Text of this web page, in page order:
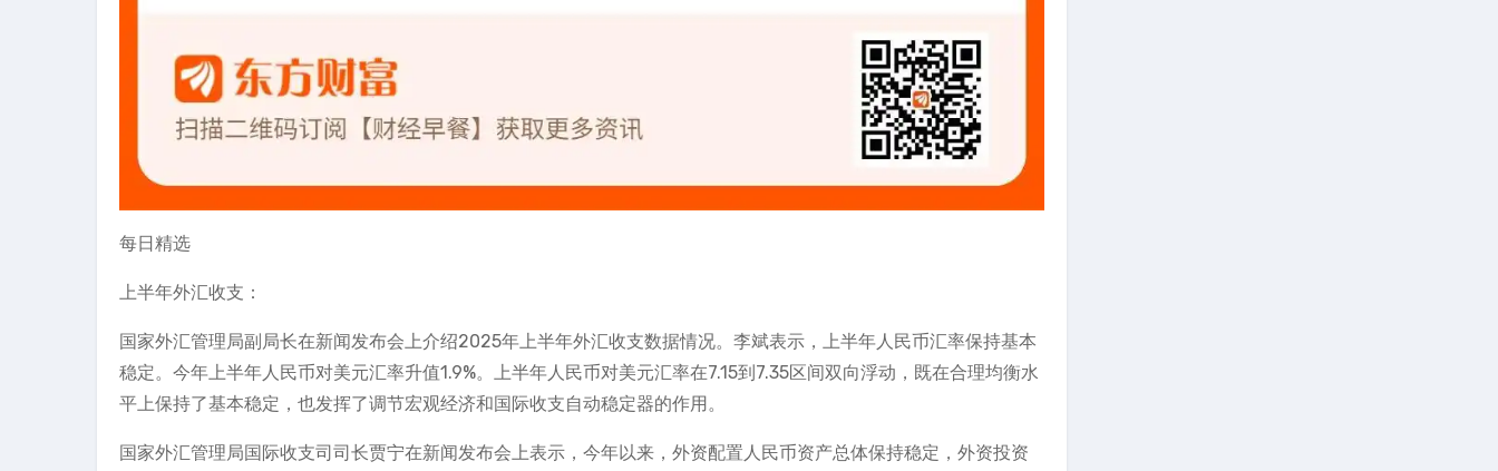
每日精选
上半年外汇收支：
国家外汇管理局副局长在新闻发布会上介绍2025年上半年外汇收支数据情况。李斌表示，上半年人民币汇率保持基本
稳定。今年上半年人民币对美元汇率升值1.9%。上半年人民币对美元汇率在7.15到7.35区间双向浮动，既在合理均衡水
平上保持了基本稳定，也发挥了调节宏观经济和国际收支自动稳定器的作用。
国家外汇管理局国际收支司司长贾宁在新闻发布会上表示，今年以来，外资配置人民币资产总体保持稳定，外资投资